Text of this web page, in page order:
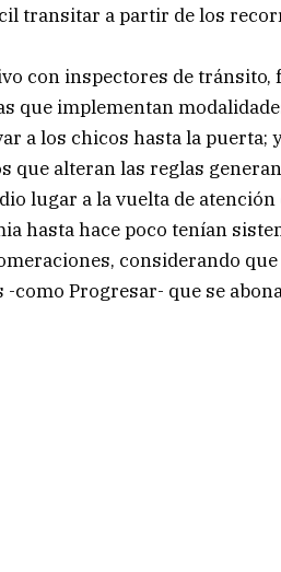
transitar a partir de los
con inspectores de tránsito,
que implementan
a los chicos hasta la puerta;
que alteran las reglas
lugar a la vuelta de
hasta hace poco tenían
considerando
como Progresar- que se